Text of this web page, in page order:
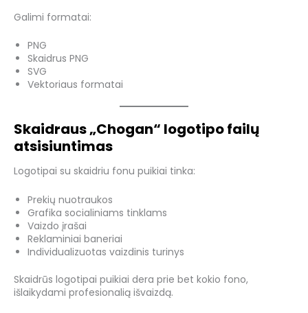
Galimi formatai:
PNG
Skaidrus PNG
SVG
Vektoriaus formatai
Skaidraus „Chogan“ logotipo failų
atsisiuntimas
Logotipai su skaidriu fonu puikiai tinka:
Prekių nuotraukos
Grafika socialiniams tinklams
Vaizdo įrašai
Reklaminiai baneriai
Individualizuotas vaizdinis turinys
Skaidrūs logotipai puikiai dera prie bet kokio fono,
išlaikydami profesionalią išvaizdą.